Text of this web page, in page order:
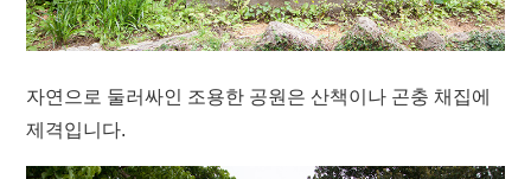
자연으로 둘러싸인 조용한 공원은 산책이나 곤충 채집에
제격입니다.